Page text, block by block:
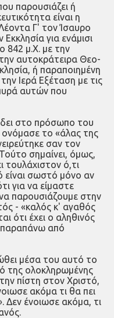
παρουσιάζει ή
είναι η
Γ' τον Ίσαυρο
για ενάμισι
842 μ.Χ. με την
αυτοκράτειρα Θεο­
ή παραποιημένη
Ιερά Εξέταση με τις
αυτών που
δει στο πρόσωπο του
ονόμασε το «άλας της
σαν τον
σημαίνει, όμως,
τουλάχιστον ό,τι
είναι σωστό μόνο αν
για να είμαστε
παρουσιάζουμε στην
- «καλός κ' αγαθός
ότι έχει ο αληθινός
από
μέσα του αυτό το
της ολο­κληρωμένης
πίστη στον Χριστό,
ακόμα τι θα πει
Δεν ένοιωσε ακόμα, τι